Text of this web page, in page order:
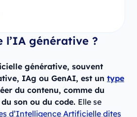
l’IA générative ?
générative, souvent
IAg ou GenAI, est un type
du contenu, comme du
son ou du code. Elle se
d’Intelligence Artificielle dites